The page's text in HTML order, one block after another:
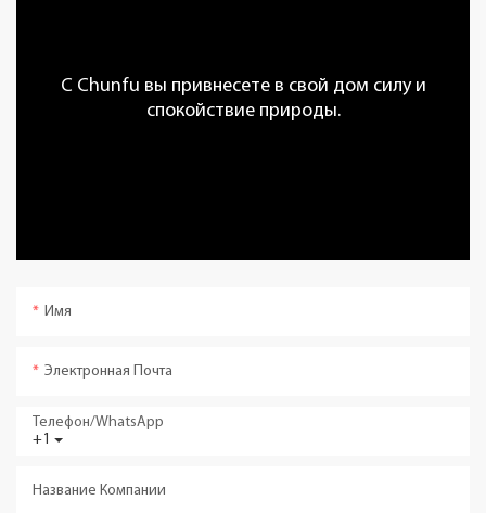
С Chunfu вы привнесете в свой дом силу и
спокойствие природы.
Имя
Электронная Почта
+1
Телефон/WhatsApp
Название Компании